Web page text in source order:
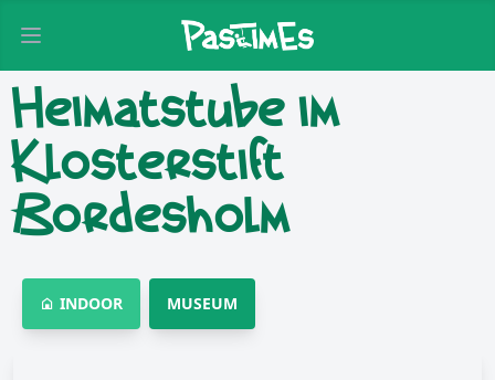
Open main menu
Heimatstube im
Klosterstift
Bordesholm
INDOOR MUSEUM